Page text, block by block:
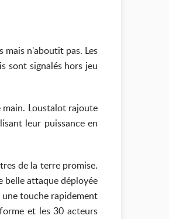
mais n'aboutit pas. Les
sont signalés hors jeu
main. Loustalot rajoute
leur puissance en
de la terre promise.
belle attaque déployée
une touche rapidement
et les 30 acteurs